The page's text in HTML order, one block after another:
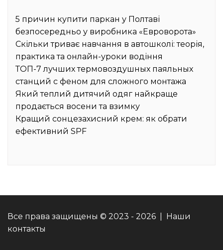
5 причин купити паркан у Полтаві
безпосередньо у виробника «Евроворота»
Скільки триває навчання в автошколі: теорія,
практика та онлайн-уроки водіння
ТОП-7 лучших термовоздушных паяльных
станций с феном для сложного монтажа
Який теплий дитячий одяг найкраще
продається восени та взимку
Кращий сонцезахисний крем: як обрати
ефективний SPF
Все права защищены © 2023 - 2026 | Наши
контакты